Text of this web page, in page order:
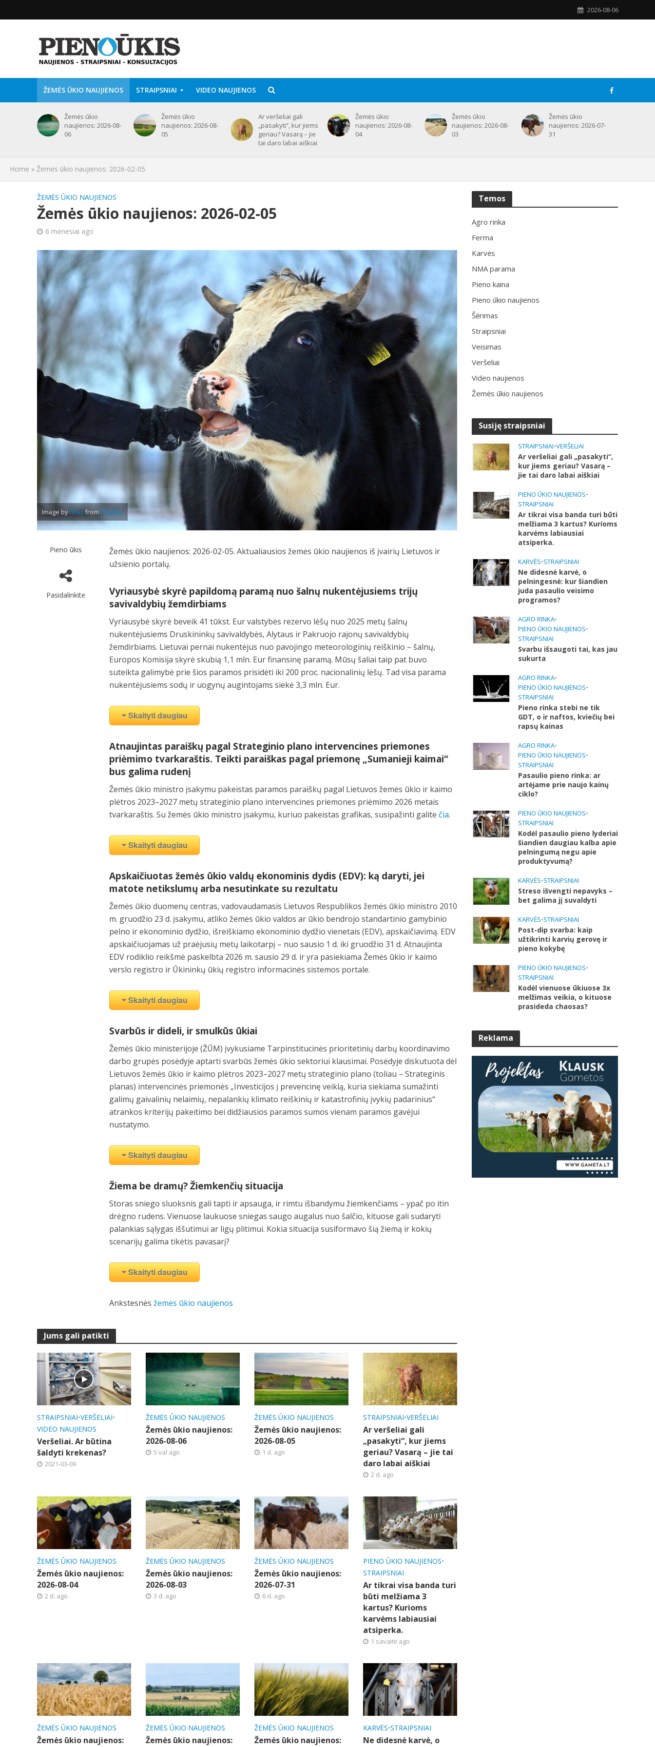
2026-08-06
ŽEMĖS ŪKIO NAUJIENOS STRAIPSNIAI VIDEO NAUJIENOS
Žemės ūkio
naujienos: 2026-08-
06
Žemės ūkio
naujienos: 2026-08-
05
Ar veršeliai gali
„pasakyti“, kur jiems
geriau? Vasarą – jie
tai daro labai aiškiai
Žemės ūkio
naujienos: 2026-08-
04
Žemės ūkio
naujienos: 2026-08-
03
Žemės ūkio
naujienos: 2026-07-
31
Home » Žemės ūkio naujienos: 2026-02-05
ŽEMĖS ŪKIO NAUJIENOS
Žemės ūkio naujienos: 2026-02-05
6 mėnesiai ago
Image byrihaijfromPixabay
Pieno ūkis
Pasidalinkite
Žemės ūkio naujienos: 2026-02-05. Aktualiausios žemės ūkio naujienos iš įvairių Lietuvos ir
užsienio portalų.
Vyriausybė skyrė papildomą paramą nuo šalnų nukentėjusiems trijų
savivaldybių žemdirbiams
Vyriausybė skyrė beveik 41 tūkst. Eur valstybės rezervo lėšų nuo 2025 metų šalnų
nukentėjusiems Druskininkų savivaldybės, Alytaus ir Pakruojo rajonų savivaldybių
žemdirbiams. Lietuvai pernai nukentėjus nuo pavojingo meteorologinių reiškinio – šalnų,
Europos Komisija skyrė skubią 1,1 mln. Eur finansinę paramą. Mūsų šaliai taip pat buvo
suteikta galimybė prie šios paramos prisidėti iki 200 proc. nacionalinių lėšų. Tad visa parama
nukentėjusiems sodų ir uogynų augintojams siekė 3,3 mln. Eur.
Skaityti daugiau
Atnaujintas paraiškų pagal Strateginio plano intervencines priemones
priėmimo tvarkaraštis. Teikti paraiškas pagal priemonę „Sumanieji kaimai“
bus galima rudenį
Žemės ūkio ministro įsakymu pakeistas paramos paraiškų pagal Lietuvos žemės ūkio ir kaimo
plėtros 2023–2027 metų strateginio plano intervencines priemones priėmimo 2026 metais
tvarkaraštis. Su žemės ūkio ministro įsakymu, kuriuo pakeistas grafikas, susipažinti galite čia.
Skaityti daugiau
Apskaičiuotas žemės ūkio valdų ekonominis dydis (EDV): ką daryti, jei
matote netikslumų arba nesutinkate su rezultatu
Žemės ūkio duomenų centras, vadovaudamasis Lietuvos Respublikos žemės ūkio ministro 2010
m. gruodžio 23 d. įsakymu, atliko žemės ūkio valdos ar ūkio bendrojo standartinio gamybinio
pelno ir ekonominio dydžio, išreiškiamo ekonominio dydžio vienetais (EDV), apskaičiavimą. EDV
apskaičiuojamas už praėjusių metų laikotarpį – nuo sausio 1 d. iki gruodžio 31 d. Atnaujinta
EDV rodiklio reikšmė paskelbta 2026 m. sausio 29 d. ir yra pasiekiama Žemės ūkio ir kaimo
verslo registro ir Ūkininkų ūkių registro informacinės sistemos portale.
Skaityti daugiau
Svarbūs ir dideli, ir smulkūs ūkiai
Žemės ūkio ministerijoje (ŽŪM) įvykusiame Tarpinstitucinės prioritetinių darbų koordinavimo
darbo grupės posėdyje aptarti svarbūs žemės ūkio sektoriui klausimai. Posėdyje diskutuota dėl
Lietuvos žemės ūkio ir kaimo plėtros 2023–2027 metų strateginio plano (toliau – Strateginis
planas) intervencinės priemonės „Investicijos į prevencinę veiklą, kuria siekiama sumažinti
galimų gaivalinių nelaimių, nepalankių klimato reiškinių ir katastrofinių įvykių padarinius“
atrankos kriterijų pakeitimo bei didžiausios paramos sumos vienam paramos gavėjui
nustatymo.
Skaityti daugiau
Žiema be dramų? Žiemkenčių situacija
Storas sniego sluoksnis gali tapti ir apsauga, ir rimtu išbandymu žiemkenčiams – ypač po itin
drėgno rudens. Vienuose laukuose sniegas saugo augalus nuo šalčio, kituose gali sudaryti
palankias sąlygas iššutimui ar ligų plitimui. Kokia situacija susiformavo šią žiemą ir kokių
scenarijų galima tikėtis pavasarį?
Skaityti daugiau
Ankstesnėsžemės ūkio naujienos
Jums gali patikti
STRAIPSNIAI•VERŠELIAI•
VIDEO NAUJIENOS
Veršeliai. Ar būtina
šaldyti krekenas?
2021-03-09
ŽEMĖS ŪKIO NAUJIENOS
Žemės ūkio naujienos:
2026-08-06
5 val ago
ŽEMĖS ŪKIO NAUJIENOS
Žemės ūkio naujienos:
2026-08-05
1 d. ago
STRAIPSNIAI•VERŠELIAI
Ar veršeliai gali
„pasakyti“, kur jiems
geriau? Vasarą – jie tai
daro labai aiškiai
2 d. ago
ŽEMĖS ŪKIO NAUJIENOS
Žemės ūkio naujienos:
2026-08-04
2 d. ago
ŽEMĖS ŪKIO NAUJIENOS
Žemės ūkio naujienos:
2026-08-03
3 d. ago
ŽEMĖS ŪKIO NAUJIENOS
Žemės ūkio naujienos:
2026-07-31
6 d. ago
PIENO ŪKIO NAUJIENOS•
STRAIPSNIAI
Ar tikrai visa banda turi
būti melžiama 3
kartus? Kurioms
karvėms labiausiai
atsiperka.
1 savaitė ago
ŽEMĖS ŪKIO NAUJIENOS
Žemės ūkio naujienos:
ŽEMĖS ŪKIO NAUJIENOS
Žemės ūkio naujienos:
ŽEMĖS ŪKIO NAUJIENOS
Žemės ūkio naujienos:
KARVĖS•STRAIPSNIAI
Ne didesnė karvė, o
Temos
Agro rinka
Ferma
Karvės
NMA parama
Pieno kaina
Pieno ūkio naujienos
Šėrimas
Straipsniai
Veisimas
Veršeliai
Video naujienos
Žemės ūkio naujienos
Susiję straipsniai
STRAIPSNIAI•VERŠELIAI
Ar veršeliai gali „pasakyti“,
kur jiems geriau? Vasarą –
jie tai daro labai aiškiai
PIENO ŪKIO NAUJIENOS•
STRAIPSNIAI
Ar tikrai visa banda turi būti
melžiama 3 kartus? Kurioms
karvėms labiausiai
atsiperka.
KARVĖS•STRAIPSNIAI
Ne didesnė karvė, o
pelningesnė: kur šiandien
juda pasaulio veisimo
programos?
AGRO RINKA•
PIENO ŪKIO NAUJIENOS•
STRAIPSNIAI
Svarbu išsaugoti tai, kas jau
sukurta
AGRO RINKA•
PIENO ŪKIO NAUJIENOS•
STRAIPSNIAI
Pieno rinka stebi ne tik
GDT, o ir naftos, kviečių bei
rapsų kainas
AGRO RINKA•
PIENO ŪKIO NAUJIENOS•
STRAIPSNIAI
Pasaulio pieno rinka: ar
artėjame prie naujo kainų
ciklo?
PIENO ŪKIO NAUJIENOS•
STRAIPSNIAI
Kodėl pasaulio pieno lyderiai
šiandien daugiau kalba apie
pelningumą negu apie
produktyvumą?
KARVĖS•STRAIPSNIAI
Streso išvengti nepavyks –
bet galima jį suvaldyti
KARVĖS•STRAIPSNIAI
Post-dip svarba: kaip
užtikrinti karvių gerovę ir
pieno kokybę
PIENO ŪKIO NAUJIENOS•
STRAIPSNIAI
Kodėl vienuose ūkiuose 3x
melžimas veikia, o kituose
prasideda chaosas?
Reklama